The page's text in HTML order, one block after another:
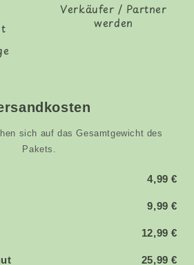
Verkäufer / Partner
werden
sich auf das Gesamtgewicht des
Pakets.
4,99 €
9,99 €
12,99 €
25,99 €